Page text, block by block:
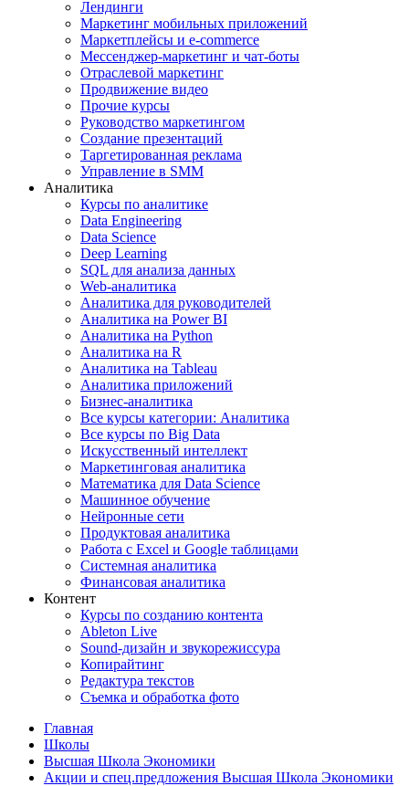
Лендинги
Маркетинг мобильных приложений
Маркетплейсы и e-commerce
Мессенджер-маркетинг и чат-боты
Отраслевой маркетинг
Продвижение видео
Прочие курсы
Руководство маркетингом
Создание презентаций
Таргетированная реклама
Управление в SMM
Аналитика
Курсы по аналитике
Data Engineering
Data Science
Deep Learning
SQL для анализа данных
Web-аналитика
Аналитика для руководителей
Аналитика на Power BI
Аналитика на Python
Аналитика на R
Аналитика на Tableau
Аналитика приложений
Бизнес-аналитика
Все курсы категории: Аналитика
Все курсы по Big Data
Искусственный интеллект
Маркетинговая аналитика
Математика для Data Science
Машинное обучение
Нейронные сети
Продуктовая аналитика
Работа с Excel и Google таблицами
Системная аналитика
Финансовая аналитика
Контент
Курсы по созданию контента
Ableton Live
Sound-дизайн и звукорежиссура
Копирайтинг
Редактура текстов
Съемка и обработка фото
Главная
Школы
Высшая Школа Экономики
Акции и спец.предложения Высшая Школа Экономики